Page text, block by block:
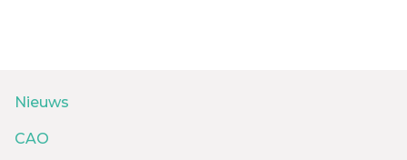
Nieuws
CAO